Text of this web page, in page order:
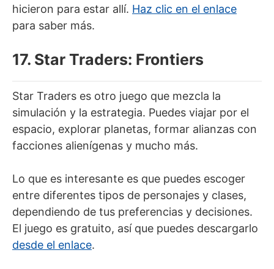
hicieron para estar allí. Haz clic en el enlace
para saber más.
17. Star Traders: Frontiers
Star Traders es otro juego que mezcla la
simulación y la estrategia. Puedes viajar por el
espacio, explorar planetas, formar alianzas con
facciones alienígenas y mucho más.
Lo que es interesante es que puedes escoger
entre diferentes tipos de personajes y clases,
dependiendo de tus preferencias y decisiones.
El juego es gratuito, así que puedes descargarlo
desde el enlace.